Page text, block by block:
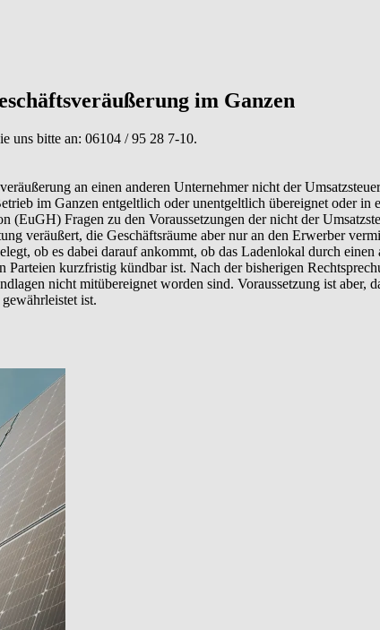
im Ganzen
uns bitte an: 06104 / 95 28 7-10.
an einen anderen Unternehmer nicht der
im Ganzen entgeltlich oder unentgeltlich übereignet oder
Fragen zu den Voraussetzungen der nicht der
veräußert, die Geschäftsräume aber nur an den Erwerber
ob es dabei darauf ankommt, ob das Ladenlokal durch
kurzfristig kündbar ist. Nach der bisherigen
nicht mitübereignet worden sind. Voraussetzung ist aber,
ist.